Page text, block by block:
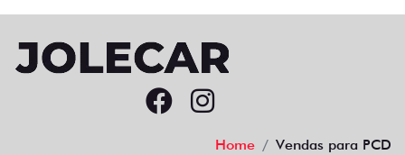
Home Vendas para PCD